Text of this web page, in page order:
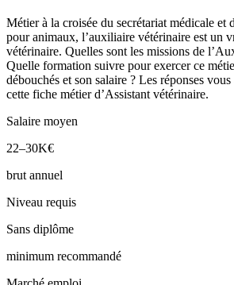
Métier à la croisée du secrétariat médicale et
pour animaux, l’auxiliaire vétérinaire est un
vétérinaire. Quelles sont les missions de
Quelle formation suivre pour exercer ce
débouchés et son salaire ? Les réponses
cette fiche métier d’Assistant vétérinaire.
Salaire moyen
22–30K€
brut annuel
Niveau requis
Sans diplôme
minimum recommandé